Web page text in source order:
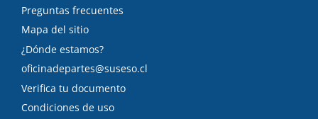
Preguntas frecuentes
Mapa del sitio
¿Dónde estamos?
oficinadepartes@suseso.cl
Verifica tu documento
Condiciones de uso